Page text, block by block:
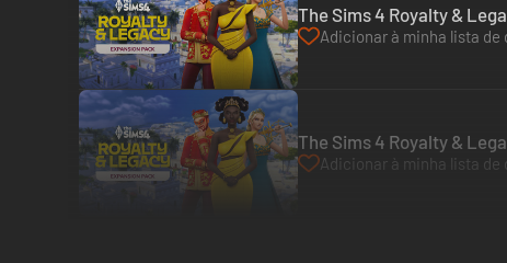
The Sims 4 Royalty &
Adicionar à minha lista de
The Sims 4 Royalty &
Adicionar à minha lista de